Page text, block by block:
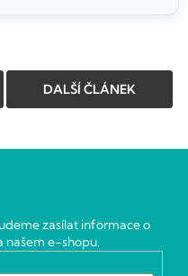
DALŠÍ ČLÁNEK
zasílat informace o
našem e-shopu.